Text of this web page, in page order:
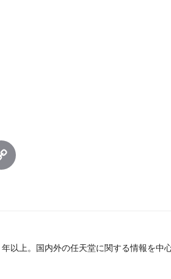
以上。国内外の任天堂に関する情報を中